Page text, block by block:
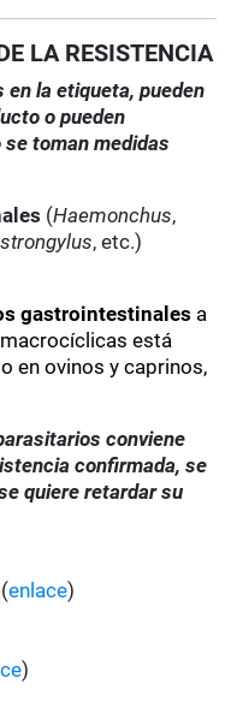
LA RESISTENCIA
en la etiqueta, pueden
o pueden
toman medidas
(Haemonchus,
, etc.)
gastrointestinales a
está
en ovinos y caprinos,
conviene
confirmada, se
quiere retardar su
(enlace)
)